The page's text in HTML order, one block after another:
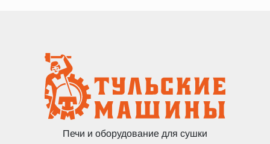
Печи и оборудование для сушки